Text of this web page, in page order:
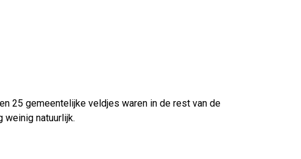
25 gemeentelijke veldjes waren in de rest van de
weinig natuurlijk.